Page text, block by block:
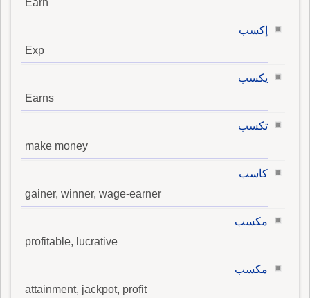
Earn
إكسب
Exp
يكسب
Earns
تكسب
make money
كاسب
gainer, winner, wage-earner
مكسب
profitable, lucrative
مكسب
attainment, jackpot, profit